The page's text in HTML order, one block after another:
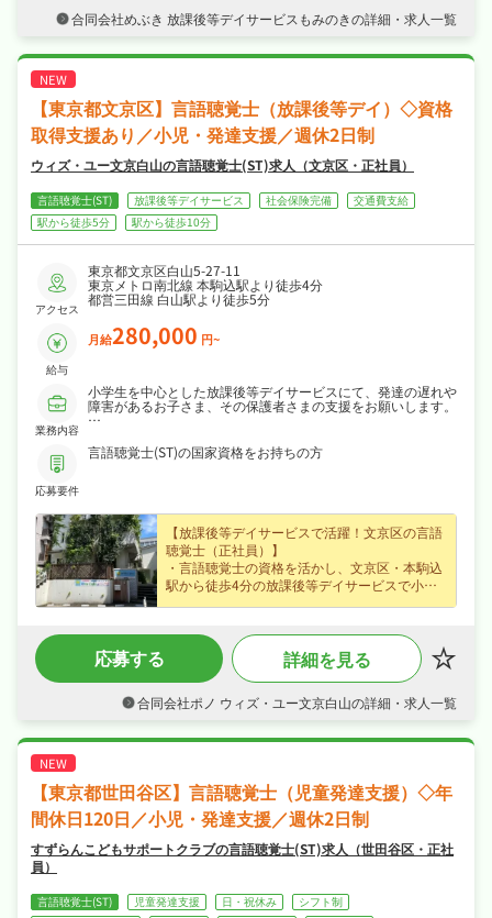
・週休2日制、日勤のみで年末年始休暇など長
がら働けます◎
合同会社めぶき 放課後等デイサービスもみのきの詳細・求人一覧
【東京都文京区】言語聴覚士（放課後等デイ）◇資格
取得支援あり／小児・発達支援／週休2日制
ウィズ・ユー文京白山の言語聴覚士(ST)求人（文京区・正社員）
言語聴覚士(ST) 放課後等デイサービス 社会保険完備
交通費支給
駅から徒歩5分
駅から徒歩10分
アクセス
東京都文京区白山5-27-11
東京メトロ南北線 本駒込駅より徒歩4分
都営三田線 白山駅より徒歩5分
給与
月給280,000 円~
業務内容
小学生を中心とした放課後等デイサービスにて、発達の遅れや
障害があるお子さま、その保護者さまの支援をお願いします。
●療育の実施(子どもと遊ぶ、楽しむ、学ぶ!)
●プログラムやイベントの企画、運営
●送迎(社用車はAT車を使用) など
応募要件
言語聴覚士(ST)の国家資格をお持ちの方
【放課後等デイサービスで活躍！文京区の言語
聴覚士（正社員）】
・言語聴覚士の資格を活かし、文京区・本駒込
駅から徒歩4分の放課後等デイサービスで小
・月給28万円〜（正社員）、腰を据えて長く活
躍できます！
・週休2日制、年末年始休暇など長期休暇も取
続けられる環境です！
い、安心して長く働ける環境が魅力です！
応募する 詳細を見る
合同会社ポノ ウィズ・ユー文京白山の詳細・求人一覧
【東京都世田谷区】言語聴覚士（児童発達支援）◇年
間休日120日／小児・発達支援／週休2日制
すずらんこどもサポートクラブの言語聴覚士(ST)求人（世田谷区・正社
員）
言語聴覚士(ST) 児童発達支援 日・祝休み
シフト制